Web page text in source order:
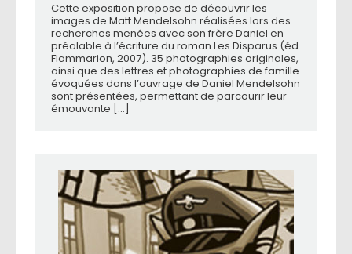
Cette exposition propose de découvrir les
images de Matt Mendelsohn réalisées lors des
recherches menées avec son frère Daniel en
préalable à l’écriture du roman Les Disparus (éd.
Flammarion, 2007). 35 photographies originales,
ainsi que des lettres et photographies de famille
évoquées dans l’ouvrage de Daniel Mendelsohn
sont présentées, permettant de parcourir leur
émouvante [...]